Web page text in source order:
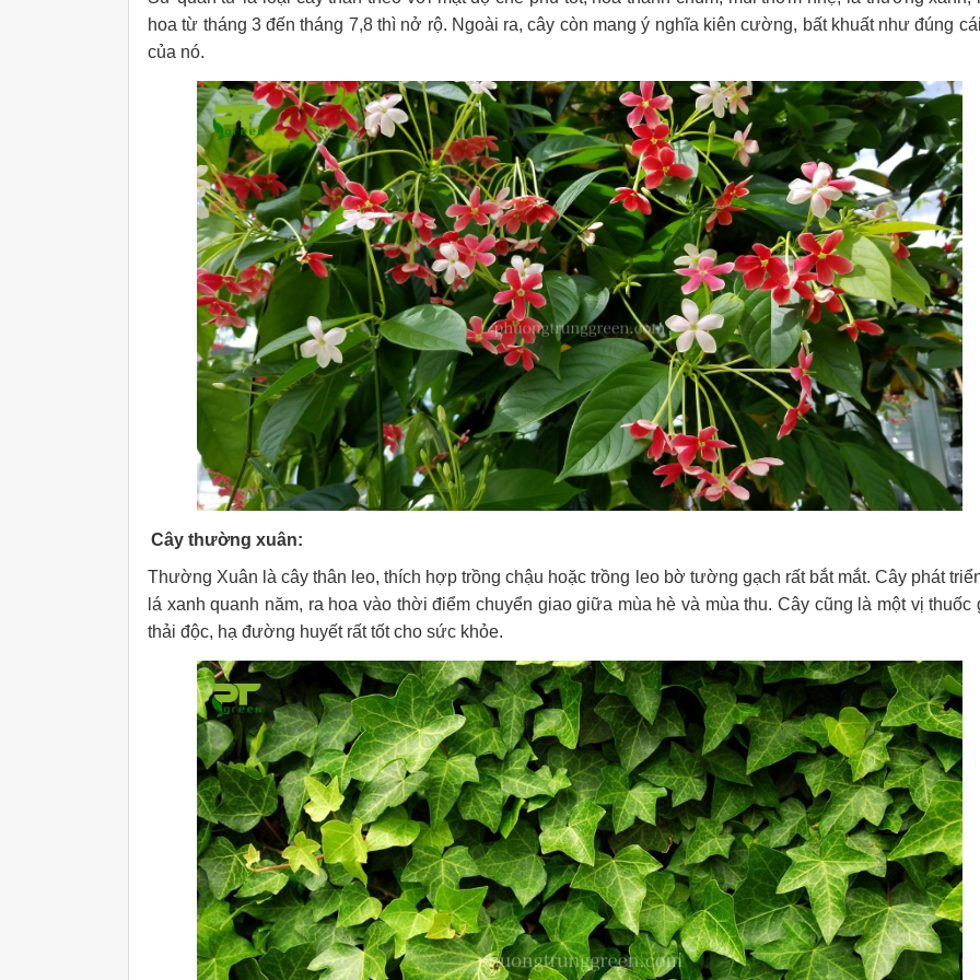
hoa từ tháng 3 đến tháng 7,8 thì nở rộ. Ngoài ra, cây còn mang ý nghĩa kiên cường, bất khuất như đúng
của nó.
Cây thường xuân:
Thường Xuân là cây thân leo, thích hợp trồng chậu hoặc trồng leo bờ tường gạch rất bắt mắt. Cây phát
lá xanh quanh năm, ra hoa vào thời điểm chuyển giao giữa mùa hè và mùa thu. Cây cũng là một vị thuốc
thải độc, hạ đường huyết rất tốt cho sức khỏe.